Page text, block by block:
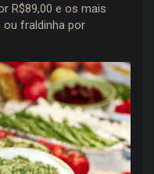
R$89,00 e os mais
ou fraldinha por